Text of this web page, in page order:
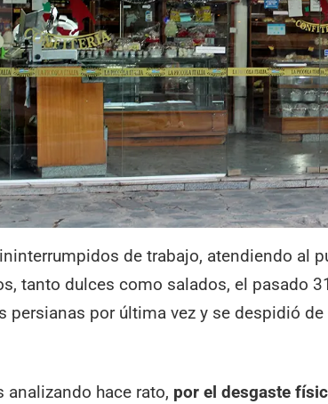
de trabajo, atendiendo al
tanto dulces como salados, el pasado
persianas por última vez y se despidió
analizando hace rato, por el desgaste